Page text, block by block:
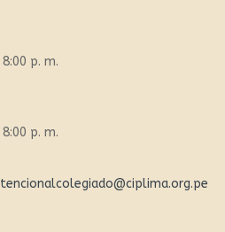
p. m.
p. m.